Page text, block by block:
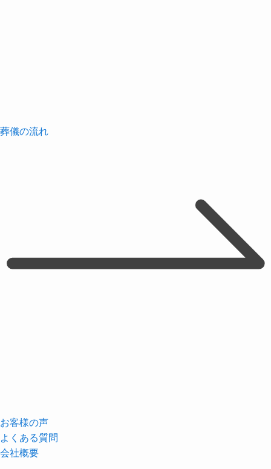
葬儀の流れ
お客様の声
よくある質問
会社概要